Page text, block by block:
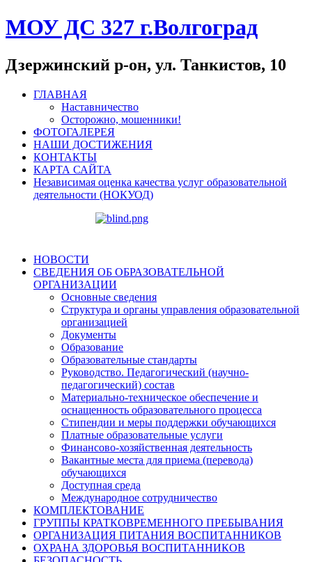
МОУ ДС 327 г.Волгоград
Дзержинский р-он, ул. Танкистов, 10
ГЛАВНАЯ
Наставничество
Осторожно, мошенники!
ФОТОГАЛЕРЕЯ
НАШИ ДОСТИЖЕНИЯ
КОНТАКТЫ
КАРТА САЙТА
Независимая оценка качества услуг образовательной
деятельности (НОКУОД)
НОВОСТИ
СВЕДЕНИЯ ОБ ОБРАЗОВАТЕЛЬНОЙ
ОРГАНИЗАЦИИ
Основные сведения
Структура и органы управления образовательной
организацией
Документы
Образование
Образовательные стандарты
Руководство. Педагогический (научно-
педагогический) состав
Материально-техническое обеспечение и
оснащенность образовательного процесса
Стипендии и меры поддержки обучающихся
Платные образовательные услуги
Финансово-хозяйственная деятельность
Вакантные места для приема (перевода)
обучающихся
Доступная среда
Международное сотрудничество
КОМПЛЕКТОВАНИЕ
ГРУППЫ КРАТКОВРЕМЕННОГО ПРЕБЫВАНИЯ
ОРГАНИЗАЦИЯ ПИТАНИЯ ВОСПИТАННИКОВ
ОХРАНА ЗДОРОВЬЯ ВОСПИТАННИКОВ